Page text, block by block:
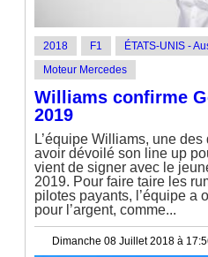
2018 F1 ÉTATS-UNIS -
Moteur Mercedes
Williams confirme
2019
L’équipe Williams, une
avoir dévoilé son line up
vient de signer avec le
2019. Pour faire taire les
pilotes payants, l’équipe a
pour l’argent, comme...
Dimanche 08 Juillet 2018 à